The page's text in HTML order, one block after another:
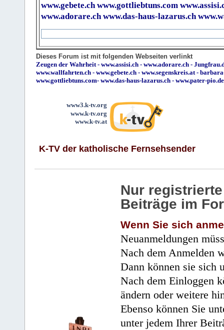
www.gebete.ch www.gottliebtuns.com
www.adorare.ch www.das-haus-lazarus.ch
Dieses Forum ist mit folgenden Webseiten verlinkt
Zeugen der Wahrheit- www.assisi.ch - www.adorare.ch -
www.wallfahrten.ch - www.gebete.ch - www.segenskreis.at-
www.gottliebtuns.com- www.das-haus-lazarus.ch - www.pater-pio.de
www3.k-tv.org
www.k-tv.org
www.k-tv.at
K-TV der katholische Fernsehsender
Nur
Beiträge im
Wenn Sie sich
Neuanmeldungen
Nach dem Anmelden
Dann können sie sich
Nach dem Einloggen
ändern oder weitere
Ebenso können Sie
unter jedem Ihrer